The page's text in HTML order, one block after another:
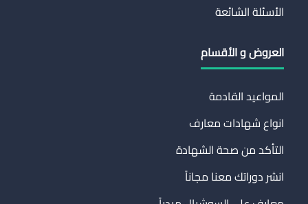
الأسئلة الشائعة
العروض و الأقسام
المواعيد القادمة
انواع شهادات معارف
التأكد من صحة الشهادة
انشر دوراتك معنا مجاناً